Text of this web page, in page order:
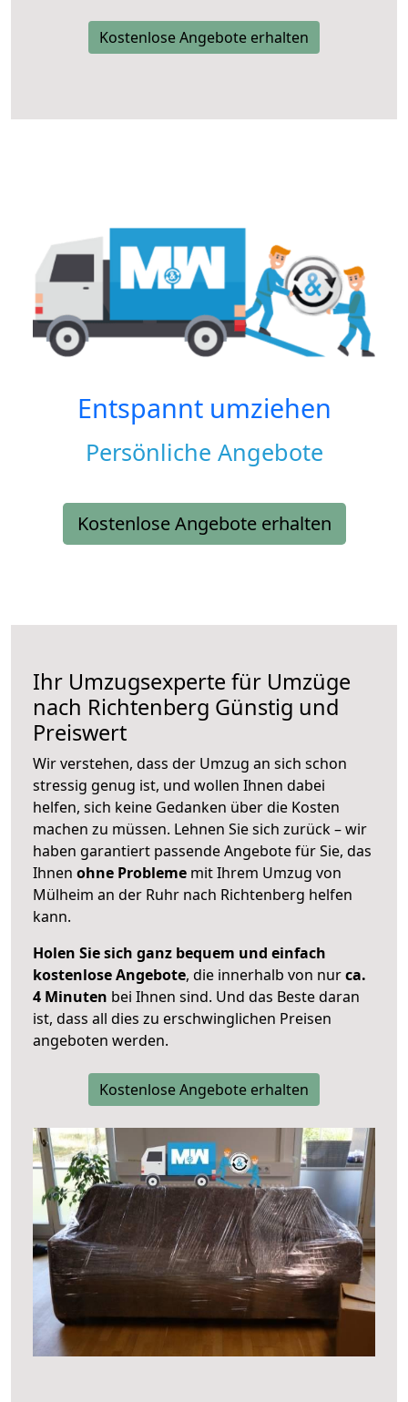
Kostenlose Angebote erhalten
Entspannt umziehen
Persönliche Angebote
Kostenlose Angebote erhalten
Ihr Umzugsexperte für Umzüge
nach Richtenberg Günstig und
Preiswert
Wir verstehen, dass der Umzug an sich schon
stressig genug ist, und wollen Ihnen dabei
helfen, sich keine Gedanken über die Kosten
machen zu müssen. Lehnen Sie sich zurück – wir
haben garantiert passende Angebote für Sie, das
Ihnen ohne Probleme mit Ihrem Umzug von
Mülheim an der Ruhr nach Richtenberg helfen
kann.
Holen Sie sich ganz bequem und einfach
kostenlose Angebote, die innerhalb von nurca.
4 Minuten bei Ihnen sind. Und das Beste daran
ist, dass all dies zu erschwinglichen Preisen
angeboten werden.
Kostenlose Angebote erhalten